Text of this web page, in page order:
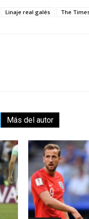
Linaje real galés The
Más del autor